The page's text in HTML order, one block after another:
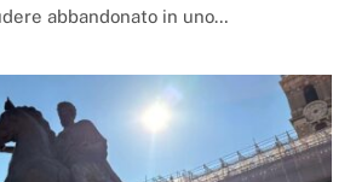
abbandonato in uno…